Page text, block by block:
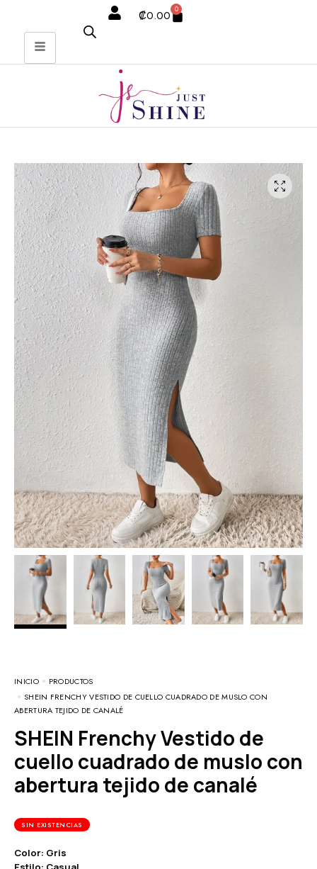
₡0.00 0
INICIO
PRODUCTOS
SHEIN FRENCHY VESTIDO DE CUELLO CUADRADO DE MUSLO CON
ABERTURA TEJIDO DE CANALÉ
SHEIN Frenchy Vestido de
cuello cuadrado de muslo con
abertura tejido de canalé
SIN EXISTENCIAS
Color: Gris